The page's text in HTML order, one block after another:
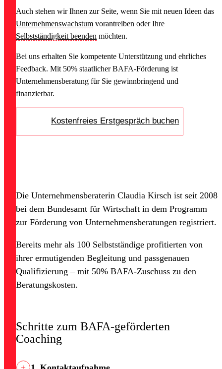
Auch stehen wir Ihnen zur Seite, wenn Sie mit neuen Ideen das
Unternehmenswachstum vorantreiben oder Ihre
Selbstständigkeit beenden möchten.
Bei uns erhalten Sie kompetente Unterstützung und ehrliches
Feedback. Mit 50% staatlicher BAFA-Förderung ist
Unternehmensberatung für Sie gewinnbringend und
finanzierbar.
Kostenfreies Erstgespräch buchen
Die Unternehmensberaterin Claudia Kirsch ist seit 2008
bei dem Bundesamt für Wirtschaft in dem Programm
zur Förderung von Unternehmensberatungen registriert.
Bereits mehr als 100 Selbstständige profitierten von
ihrer ermutigenden Begleitung und passgenauen
Qualifizierung – mit 50% BAFA-Zuschuss zu den
Beratungskosten.
Schritte zum BAFA-geförderten
Coaching